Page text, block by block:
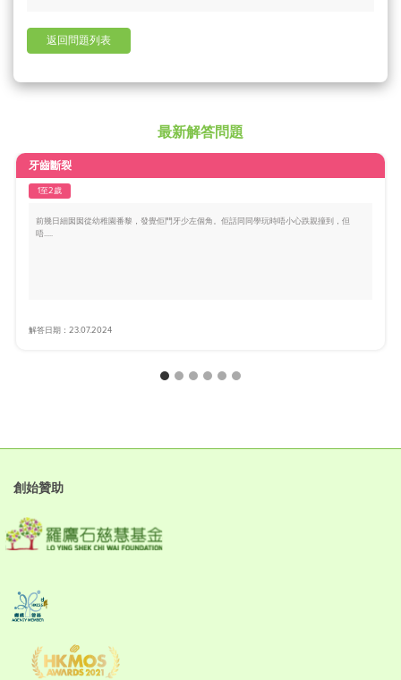
返回問題列表
最新解答問題
牙齒斷裂
1至2歲
前幾日細囡囡從幼稚園番黎，發覺佢門牙少左個角。佢話同同學玩時唔小心跌親撞到，但
唔.....
解答日期：23.07.2024
創始贊助